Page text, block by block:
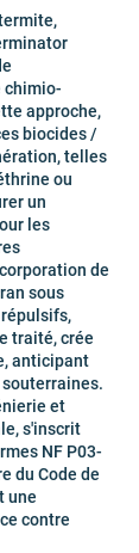
chimio-
approche,
biocides /
telles
ou
un
les
de
sous
traité, crée
anticipant
et
s'inscrit
NF P03-
du Code de
une
contre